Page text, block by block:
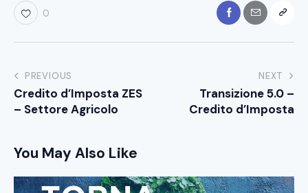
0
PREVIOUS
Credito d’Imposta ZES
– Settore Agricolo
NEXT
Transizione 5.0 –
Credito d’Imposta
You May Also Like